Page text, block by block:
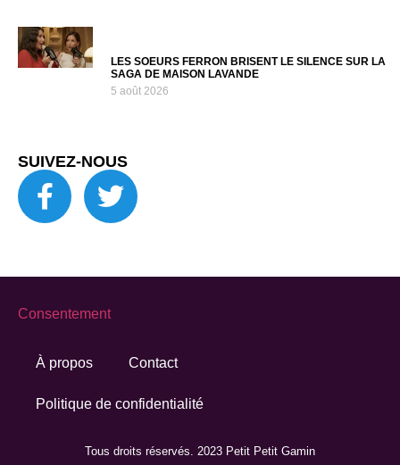
LES SOEURS FERRON BRISENT LE SILENCE SUR LA
SAGA DE MAISON LAVANDE
5 août 2026
SUIVEZ-NOUS
Tous droits réservés. 2023 Petit Petit Gamin
À propos Contact
Politique de confidentialité
Consentement